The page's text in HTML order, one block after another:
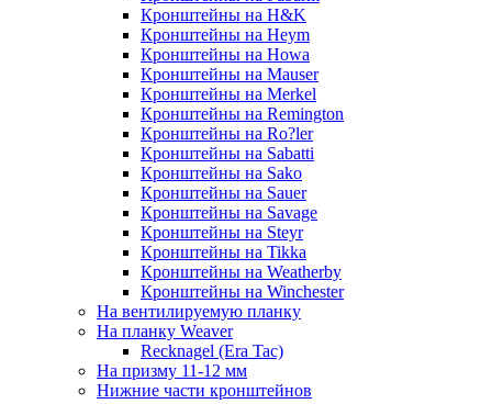
Кронштейны на H&K
Кронштейны на Heym
Кронштейны на Howa
Кронштейны на Mauser
Кронштейны на Merkel
Кронштейны на Remington
Кронштейны на Ro?ler
Кронштейны на Sabatti
Кронштейны на Sako
Кронштейны на Sauer
Кронштейны на Savage
Кронштейны на Steyr
Кронштейны на Tikka
Кронштейны на Weatherby
Кронштейны на Winchester
На вентилируемую планку
На планку Weaver
Recknagel (Era Tac)
На призму 11-12 мм
Нижние части кронштейнов